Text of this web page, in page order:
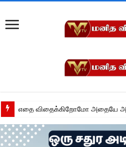
எதை விதைக்கிறோமோ அதையே